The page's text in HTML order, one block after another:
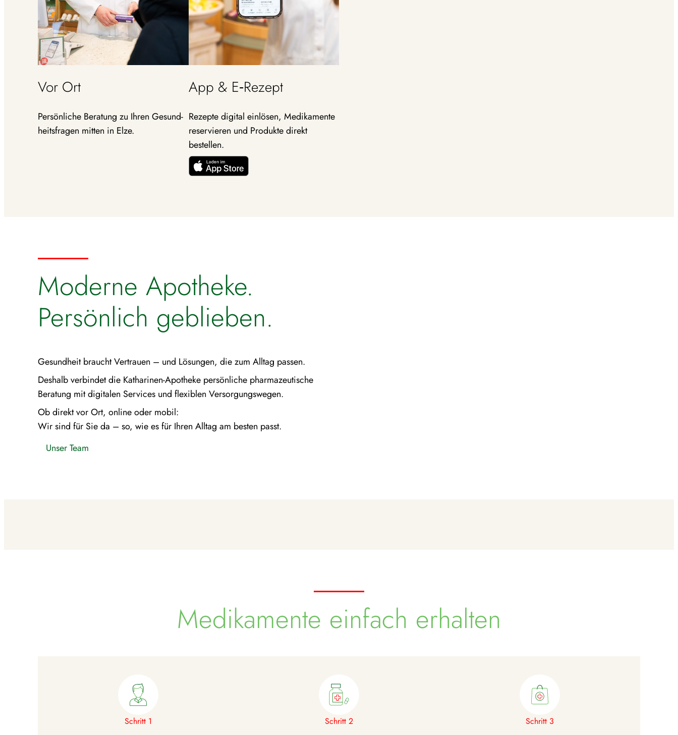
Vor Ort
Persön­liche Beratung zu Ihren Gesund­
heits­fragen mitten in Elze.
App & E‑Rezept
Rezepte digital einlösen, Medika­mente
reser­vieren und Produkte direkt
bestellen.
Moderne Apotheke.
Persönlich geblieben.
Gesund­heit braucht Vertrauen – und Lösungen, die zum Alltag passen.
Deshalb verbindet die Katha­rinen-Apotheke persön­liche pharma­zeu­ti­sche
Beratung mit digitalen Services und flexiblen Versorgungswegen.
Ob direkt vor Ort, online oder mobil:
Wir sind für Sie da – so, wie es für Ihren Alltag am besten passt.
Unser Team
Medikamente einfach erhalten
Schritt 1 Schritt 2 Schritt 3